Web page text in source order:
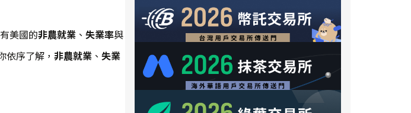
美國的非農就業 、 失業率與
序了解， 非農就業 、 失業